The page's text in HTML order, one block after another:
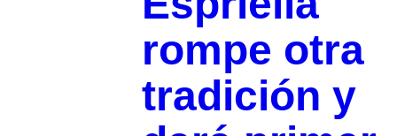
rompe otra
tradición y